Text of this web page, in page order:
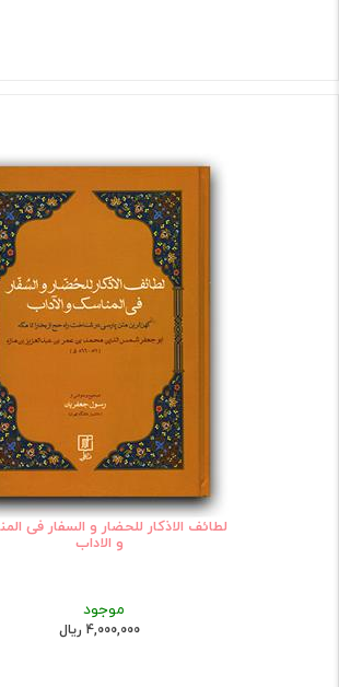
لطائف الاذکار للحضار و السفار فی
و الاداب
موجود
4,000,000 ریال